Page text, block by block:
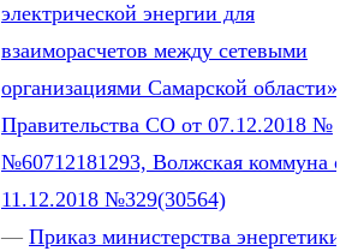
электрической энергии для
взаиморасчетов между сетевыми
организациями Самарской области»
Правительства СО от 07.12.2018 №
№60712181293, Волжская коммуна
11.12.2018 №329(30564)
— Приказ министерства